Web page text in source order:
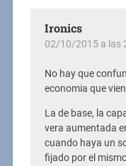
Ironics
02/10/2015 a las
No hay que
economia que
La de base, la
vera aumentada
cuando haya un
fijado por el